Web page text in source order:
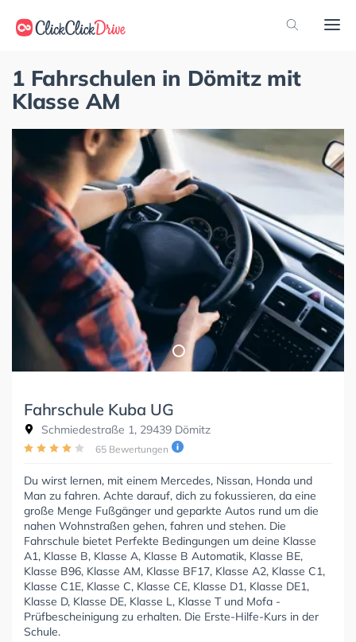
1 Fahrschulen in Dömitz mit
Klasse AM
Fahrschule Kuba UG
Schmiedestraße 1, 29439 Dömitz
65 Bewertungen
Du wirst lernen, mit einem Mercedes, Nissan, Honda und
Man zu fahren. Achte darauf, dich zu fokussieren, da eine
große Menge Fußgänger und geparkte Autos rund um die
nahen Wohnstraßen gehen, fahren und stehen. Die
Fahrschule bietet Perfekte Bedingungen um deine Klasse
A1, Klasse B, Klasse A, Klasse B Automatik, Klasse BE,
Klasse B96, Klasse AM, Klasse BF17, Klasse A2, Klasse C1,
Klasse C1E, Klasse C, Klasse CE, Klasse D1, Klasse DE1,
Klasse D, Klasse DE, Klasse L, Klasse T und Mofa -
Prüfbescheinigung zu erhalten. Die Erste-Hilfe-Kurs in der
Schule.